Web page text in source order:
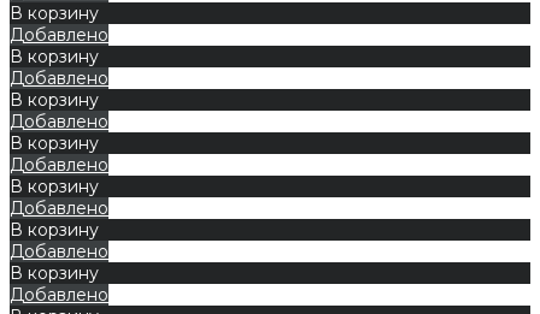
В корзину
Добавлено
В корзину
Добавлено
В корзину
Добавлено
В корзину
Добавлено
В корзину
Добавлено
В корзину
Добавлено
В корзину
Добавлено